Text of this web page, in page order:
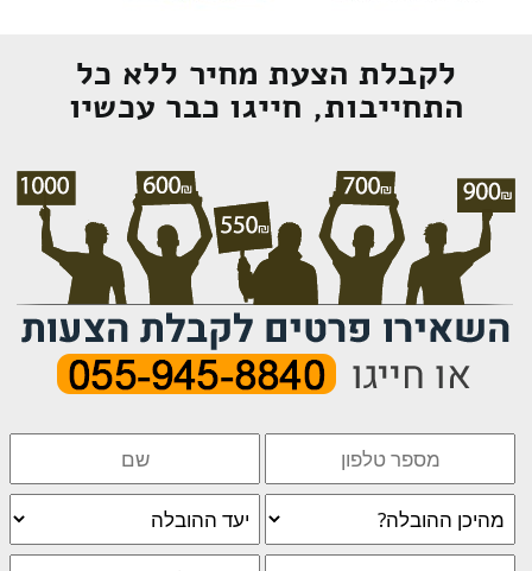
לקבלת הצעת מחיר ללא כל
התחייבות, חייגו כבר עכשיו